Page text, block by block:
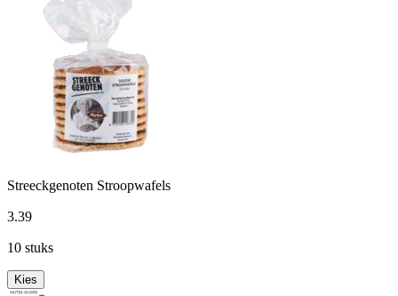
Streeckgenoten Stroopwafels
3.39
10 stuks
Kies